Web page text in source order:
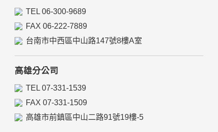
TEL 06-300-9689
FAX 06-222-7889
台南市中西區中山路147號8樓A室
高雄分公司
TEL 07-331-1539
FAX 07-331-1509
高雄市前鎮區中山二路91號19樓-5